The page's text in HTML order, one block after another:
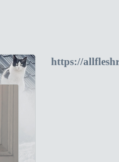
https://